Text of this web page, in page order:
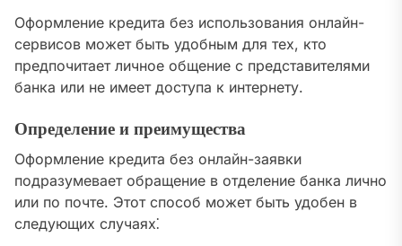
Оформление кредита без использования онлайн-
сервисов может быть удобным для тех, кто
предпочитает личное общение с представителями
банка или не имеет доступа к интернету.
Определение и преимущества
Оформление кредита без онлайн-заявки
подразумевает обращение в отделение банка лично
или по почте. Этот способ может быть удобен в
следующих случаях⁚